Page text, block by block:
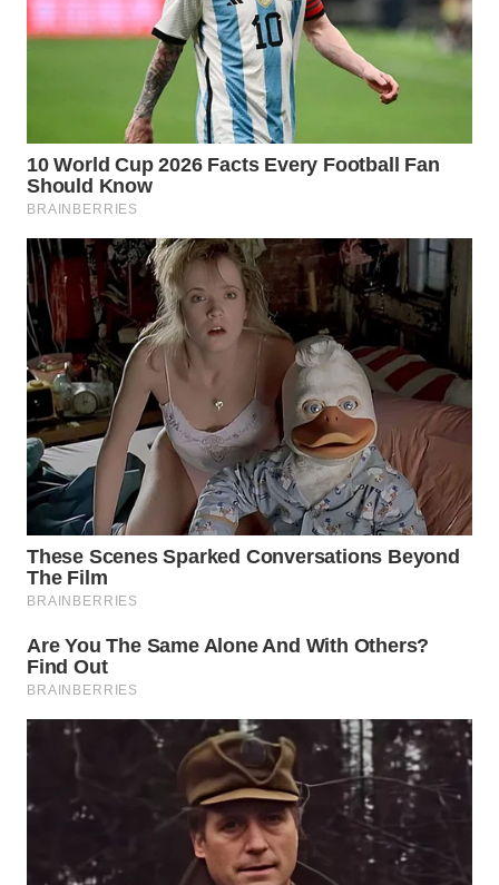
SERDANG
WN
PAKPAK
WN
KARAWANG
WN
BEKASI
WN
BOGOR
WN
DEPOK
WN
UTARA
WN
SAMOSIR
WN
PADANG
LAWAS